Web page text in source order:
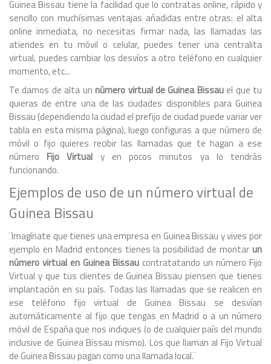
Guinea Bissau tiene la facilidad que lo contratas online, rápido y
sencillo con muchísimas ventajas añadidas entre otras: el alta
online inmediata, no necesitas firmar nada, las llamadas las
atiendes en tu móvil o celular, puedes tener una centralita
virtual, puedes cambiar los desvíos a otro teléfono en cualquier
momento, etc...
Te damos de alta unnúmero virtual de Guinea Bissauel que tu
quieras de entre una de las ciudades disponibles para Guinea
Bissau (dependiendo la ciudad el prefijo de ciudad puede variar ver
tabla en esta misma página), luego configuras a que número de
móvil o fijo quieres recibir las llamadas que te hagan a ese
númeroFijo Virtual y en pocos minutos ya lo tendrás
funcionando.
Ejemplos de uso de un número virtual de
Guinea Bissau
¨Imagínate que tienes una empresa en Guinea Bissau y vives por
ejemplo en Madrid entonces tienes la posibilidad de montar un
número virtual en Guinea Bissau contratatando un número Fijo
Virtual y que tus clientes de Guinea Bissau piensen que tienes
implantación en su país. Todas las llamadas que se realicen en
ese teléfono fijo virtual de Guinea Bissau se desvían
automáticamente al fijo que tengas en Madrid o a un número
móvil de España que nos indiques (o de cualquier país del mundo
inclusive de Guinea Bissau mismo). Los que llaman al Fijo Virtual
de Guinea Bissau pagan como una llamada local.¨